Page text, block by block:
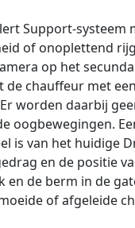
Support-systeem
of onoplettend
op het
chauffeur met
worden daarbij
oogbewegingen.
is van het huidige
en de positie
en de berm in de
of afgeleide